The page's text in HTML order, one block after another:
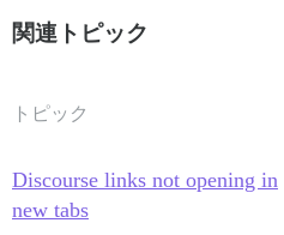
関連トピック
トピック
Discourse links not opening in
new tabs